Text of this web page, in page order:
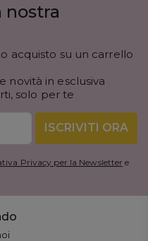
nostra
acquisto su un carrello
novità in esclusiva
solo per te
ISCRIVITI ORA
Privacy per la Newsletter e